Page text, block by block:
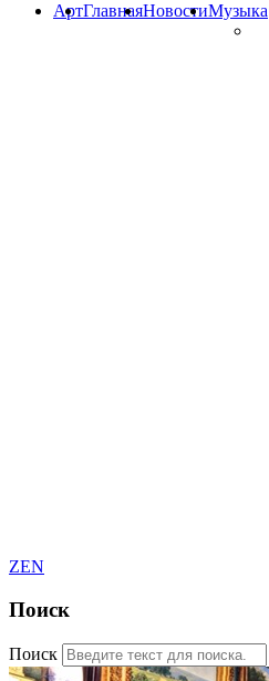
Музыка
Новости
Главная
Арт
ZEN
Поиск
Поиск